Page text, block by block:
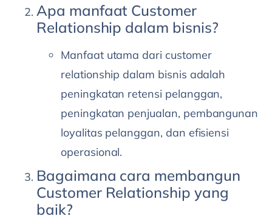
Apa manfaat Customer
Relationship dalam bisnis?
Manfaat utama dari customer
relationship dalam bisnis adalah
peningkatan retensi pelanggan,
peningkatan penjualan, pembangunan
loyalitas pelanggan, dan efisiensi
operasional.
Bagaimana cara membangun
Customer Relationship yang
baik?